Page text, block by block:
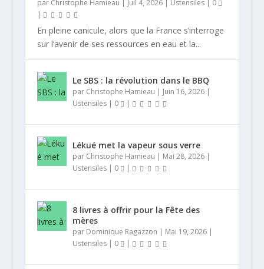
par Christophe Hamieau | Juil 4, 2026| Ustensiles| 0
|
En pleine canicule, alors que la France s’interroge
sur l’avenir de ses ressources en eau et la...
Le SBS : la révolution dans le BBQ
par Christophe Hamieau | Juin 16, 2026|
Ustensiles| 0 |
Lékué met la vapeur sous verre
par Christophe Hamieau | Mai 28, 2026|
Ustensiles| 0 |
8 livres à offrir pour la Fête des
mères
par Dominique Ragazzon | Mai 19, 2026|
Ustensiles| 0 |